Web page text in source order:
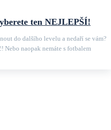
ten NEJLEPŠÍ!
do dalšího levelu a nedaří se vám?